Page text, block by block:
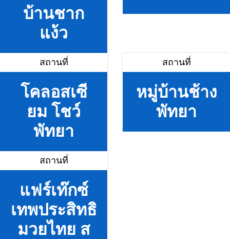
บ้านชาก
แง้ว
สถานที่
โคลอสเซี
ยม โชว์
พัทยา
สถานที่
หมู่บ้านช้าง
พัทยา
สถานที่
แฟร์เท๊กซ์
เทพประสิทธิ
มวยไทย ส